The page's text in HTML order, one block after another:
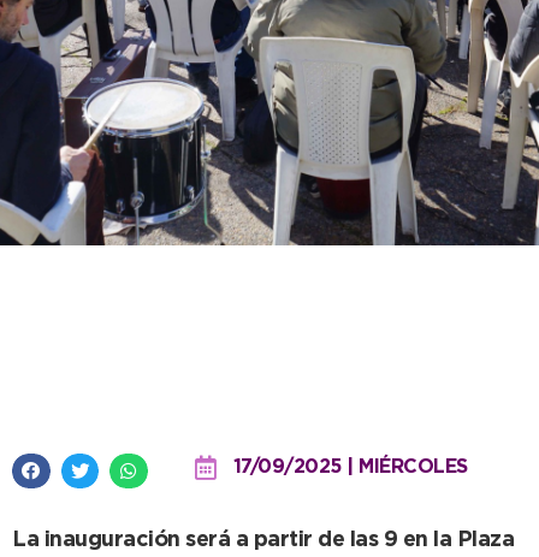
17/09/2025 | MIÉRCOLES
La inauguración será a partir de las 9 en la Plaza